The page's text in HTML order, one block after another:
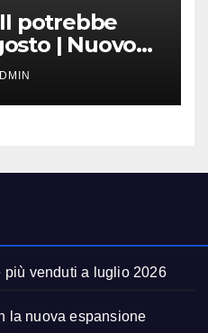
potrebbe
| Nuovo
più venduti a luglio 2026
la nuova espansione